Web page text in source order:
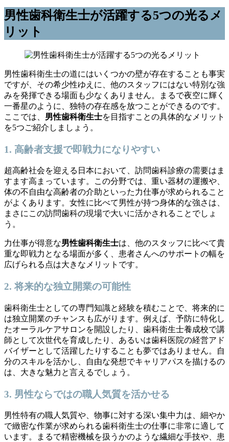
男性歯科衛生士が活躍する5つの光るメ
リット
男性歯科衛生士の道にはいくつかの壁が存在することも事実
ですが、その希少性ゆえに、他のスタッフにはない特別な強
みを発揮できる場面も少なくありません。まるで夜空に輝く
一番星のように、独特の存在感を放つことができるのです。
ここでは、 男性歯科衛生士を目指すことの具体的なメリット
を5つご紹介しましょう。
1. 高齢者支援で即戦力になりやすい
超高齢社会を迎える日本において、訪問歯科診療の需要はま
すます高まっています。この分野では、重い器材の運搬や、
体の不自由な高齢者の介助といった力仕事が求められること
がよくあります。女性に比べて男性が持つ身体的な強さは、
まさにこの訪問歯科の現場で大いに活かされることでしょ
う。
力仕事が得意な男性歯科衛生士は、他のスタッフに比べて貴
重な即戦力となる場面が多く、患者さんへのサポートの幅を
広げられる点は大きなメリットです。
2. 将来的な独立開業の可能性
歯科衛生士としての専門知識と経験を積むことで、将来的に
は独立開業のチャンスも広がります。例えば、予防に特化し
たオーラルケアサロンを開設したり、歯科衛生士養成校で講
師として次世代を育成したり、あるいは歯科医院の経営アド
バイザーとして活躍したりすることも夢ではありません。自
分のスキルを活かし、自由な発想でキャリアパスを描けるの
は、大きな魅力と言えるでしょう。
3. 男性ならではの職人気質を活かせる
男性特有の職人気質や、物事に対する深い集中力は、細やか
で緻密な作業が求められる歯科衛生士の仕事に非常に適して
います。まるで精密機械を扱うかのような繊細な手技や、患